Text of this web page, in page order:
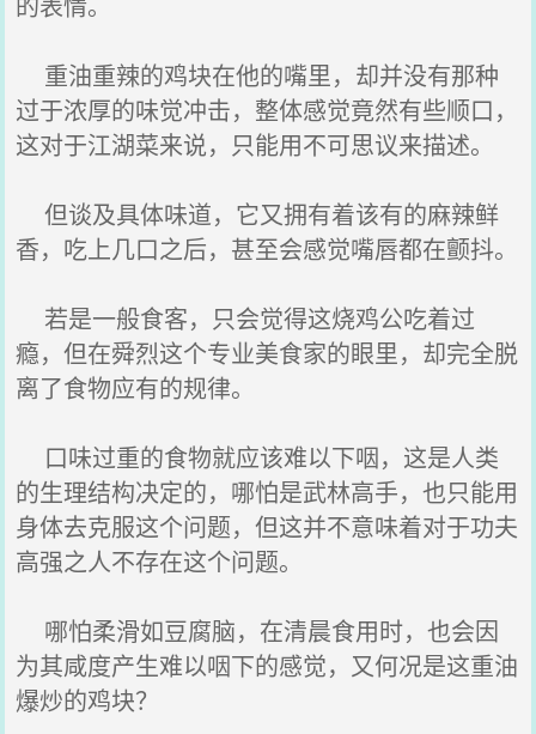
重油重辣的鸡块在他的嘴里，却并没有那种
过于浓厚的味觉冲击，整体感觉竟然有些顺口，
这对于江湖菜来说，只能用不可思议来描述。
但谈及具体味道，它又拥有着该有的麻辣鲜
香，吃上几口之后，甚至会感觉嘴唇都在颤抖。
若是一般食客，只会觉得这烧鸡公吃着过
瘾，但在舜烈这个专业美食家的眼里，却完全脱
离了食物应有的规律。
口味过重的食物就应该难以下咽，这是人类
的生理结构决定的，哪怕是武林高手，也只能用
身体去克服这个问题，但这并不意味着对于功夫
高强之人不存在这个问题。
哪怕柔滑如豆腐脑，在清晨食用时，也会因
为其咸度产生难以咽下的感觉，又何况是这重油
爆炒的鸡块？